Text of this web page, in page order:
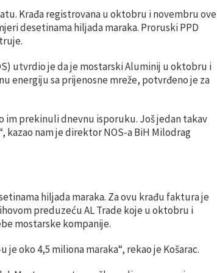
Krađa registrovana u oktobru i novembru ove
desetinama hiljada maraka. Proruski PPD
utvrdio je da je mostarski Aluminij u oktobru i
energiju sa prijenosne mreže, potvrđeno je za
im prekinuli dnevnu isporuku. Još jedan takav
nam je direktor NOS-a BiH Milodrag
hiljada maraka. Za ovu krađu faktura je
preduzeću AL Trade koje u oktobru i
mostarske kompanije.
oko 4,5 miliona maraka“, rekao je Košarac.